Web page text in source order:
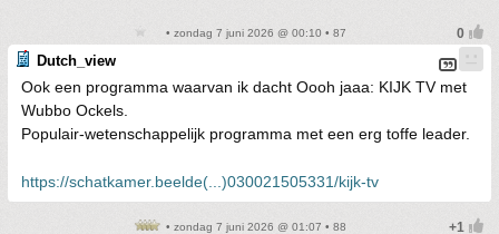
• zondag 7 juni 2026 @ 00:10 • 87
Dutch_view
Ook een programma waarvan ik dacht Oooh jaaa: KIJK TV met
Wubbo Ockels.
Populair-wetenschappelijk programma met een erg toffe leader.
https://schatkamer.beelde(...)030021505331/kijk-tv
• zondag 7 juni 2026 @ 01:07 • 88